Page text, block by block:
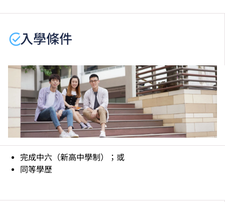
課程中有部份單元是以中文授課及評核。
何課程、修正課程名稱、內容或更改開辦課程的院校／
入學條件
完成中六（新高中學制）；或
同等學歷